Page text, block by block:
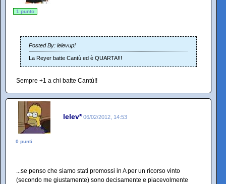
1 punto
Posted By: lelevup!
La Reyer batte Cantù ed è QUARTA!!!
Sempre +1 a chi batte Cantù!!
lelev* 06/02/2012, 14:53
0 punti
...se penso che siamo stati promossi in A per un ricorso vinto
(secondo me giustamente) sono decisamente e piacevolmente